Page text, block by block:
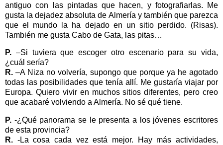
antiguo con las pintadas que hacen, y fotografiarlas. Me
gusta la dejadez absoluta de Almería y también que parezca
que el mundo la ha dejado en un sitio perdido. (Risas).
También me gusta Cabo de Gata, las pitas…
P. –Si tuviera que escoger otro escenario para su vida,
¿cuál sería?
R. –A Niza no volvería, supongo que porque ya he agotado
todas las posibilidades que tenía allí. Me gustaría viajar por
Europa. Quiero vivir en muchos sitios diferentes, pero creo
que acabaré volviendo a Almería. No sé qué tiene.
P. -¿Qué panorama se le presenta a los jóvenes escritores
de esta provincia?
R. -La cosa cada vez está mejor. Hay más actividades,